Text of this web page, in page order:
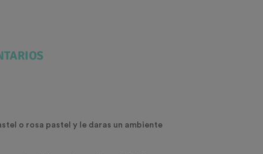
o rosa pastel y le daras un ambiente